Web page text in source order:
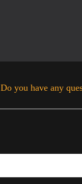
Do you have any